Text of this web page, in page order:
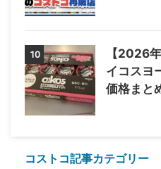
10
【2026
イコスヨ
価格まと
コストコ記事カテゴリー